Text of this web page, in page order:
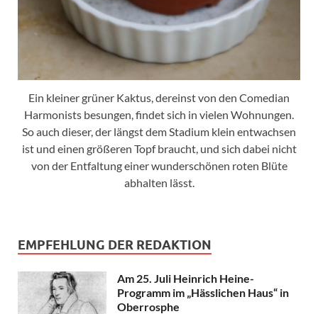
Ein kleiner grüner Kaktus, dereinst von den Comedian
Harmonists besungen, findet sich in vielen Wohnungen.
So auch dieser, der längst dem Stadium klein entwachsen
ist und einen größeren Topf braucht, und sich dabei nicht
von der Entfaltung einer wunderschönen roten Blüte
abhalten lässt.
EMPFEHLUNG DER REDAKTION
Am 25. Juli Heinrich Heine-
Programm im „Hässlichen Haus“ in
Oberrosphe